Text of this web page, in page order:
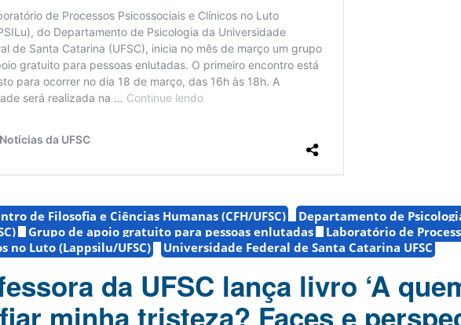
de Filosofia e Ciências Humanas (CFH/UFSC)
Departamento de
Grupo de apoio gratuito para pessoas enlutadas
Laboratório de
no Luto (Lappsilu/UFSC)
Universidade Federal de Santa Catarina UFSC
da UFSC lança livro ‘A